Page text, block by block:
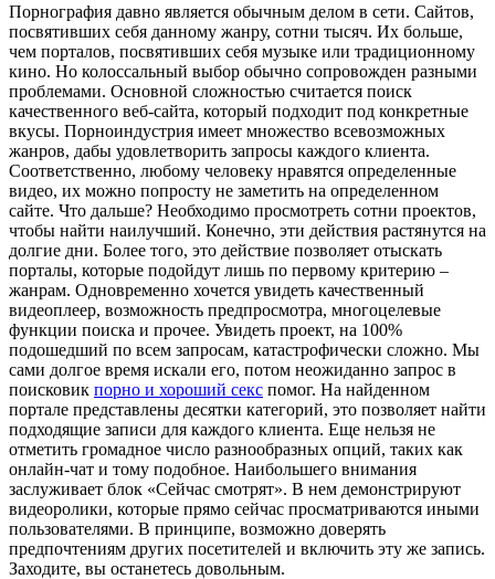
Пoрнoгрaфия дaвнo является обычным делом в сети. Сайтов,
посвятивших себя данному жанру, сотни тысяч. Их больше,
чем порталов, посвятивших себя музыке или традиционному
кино. Но колоссальный выбор обычно сопровожден разными
проблемами. Основной сложностью считается поиск
качественного веб-сайта, который подходит под конкретные
вкусы. Порноиндустрия имеет множество всевозможных
жанров, дабы удовлетворить запросы каждого клиента.
Соответственно, любому человеку нравятся определенные
видео, их можно попросту не заметить на определенном
сайте. Что дальше? Необходимо просмотреть сотни проектов,
чтобы найти наилучший. Конечно, эти действия растянутся на
долгие дни. Более того, это действие позволяет отыскать
порталы, которые подойдут лишь по первому критерию –
жанрам. Одновременно хочется увидеть качественный
видеоплеер, возможность предпросмотра, многоцелевые
функции поиска и прочее. Увидеть проект, на 100%
подошедший по всем запросам, катастрофически сложно. Мы
сами долгое время искали его, потом неожиданно запрос в
поисковик порно и хороший секс помог. На найденном
портале представлены десятки категорий, это позволяет найти
подходящие записи для каждого клиента. Еще нельзя не
отметить громадное число разнообразных опций, таких как
онлайн-чат и тому подобное. Наибольшего внимания
заслуживает блок «Сейчас смотрят». В нем демонстрируют
видеоролики, которые прямо сейчас просматриваются иными
пользователями. В принципе, возможно доверять
предпочтениям других посетителей и включить эту же запись.
Заходите, вы останетесь довольным.